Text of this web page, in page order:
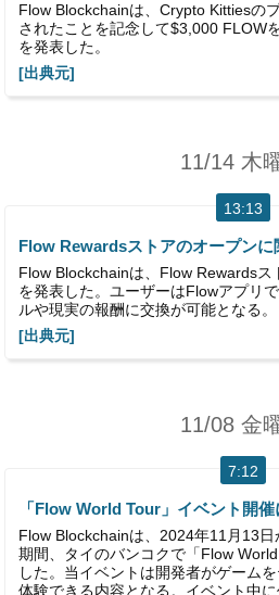
Flow Blockchainは、Crypto Kittiesの
されたことを記念して$3,000 FLOW
を発表した。
[出典元]
11/14 木
13:13
Flow Rewardsストアのオープンに
Flow Blockchainは、Flow Rewardsス
を発表した。ユーザーはFlowアプリ
ルや現実の報酬に交換が可能となる。
[出典元]
11/08 金
7:12
「Flow World Tour」イベント開
Flow Blockchainは、2024年11月13
期間、タイのバンコクで「Flow
した。当イベントは開発者がゲーム
体験できる内容となる。イベント中